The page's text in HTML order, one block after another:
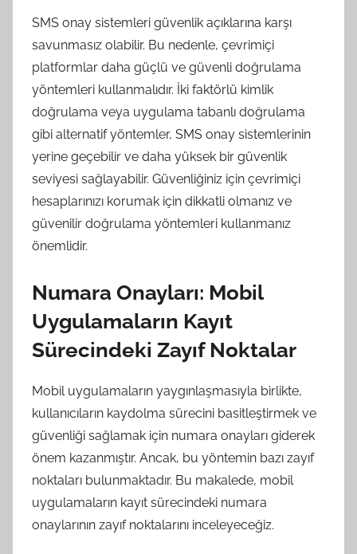
SMS onay sistemleri güvenlik açıklarına karşı
savunmasız olabilir. Bu nedenle, çevrimiçi
platformlar daha güçlü ve güvenli doğrulama
yöntemleri kullanmalıdır. İki faktörlü kimlik
doğrulama veya uygulama tabanlı doğrulama
gibi alternatif yöntemler, SMS onay sistemlerinin
yerine geçebilir ve daha yüksek bir güvenlik
seviyesi sağlayabilir. Güvenliğiniz için çevrimiçi
hesaplarınızı korumak için dikkatli olmanız ve
güvenilir doğrulama yöntemleri kullanmanız
önemlidir.
Numara Onayları: Mobil
Uygulamaların Kayıt
Sürecindeki Zayıf Noktalar
Mobil uygulamaların yaygınlaşmasıyla birlikte,
kullanıcıların kaydolma sürecini basitleştirmek ve
güvenliği sağlamak için numara onayları giderek
önem kazanmıştır. Ancak, bu yöntemin bazı zayıf
noktaları bulunmaktadır. Bu makalede, mobil
uygulamaların kayıt sürecindeki numara
onaylarının zayıf noktalarını inceleyeceğiz.